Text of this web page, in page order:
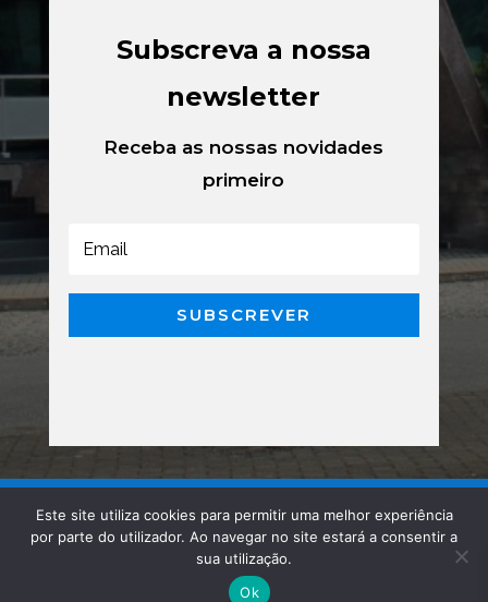
Subscreva a nossa
newsletter
Receba as nossas novidades
primeiro
SUBSCREVER
Este site utiliza cookies para permitir uma melhor experiência
por parte do utilizador. Ao navegar no site estará a consentir a
sua utilização.
Ok